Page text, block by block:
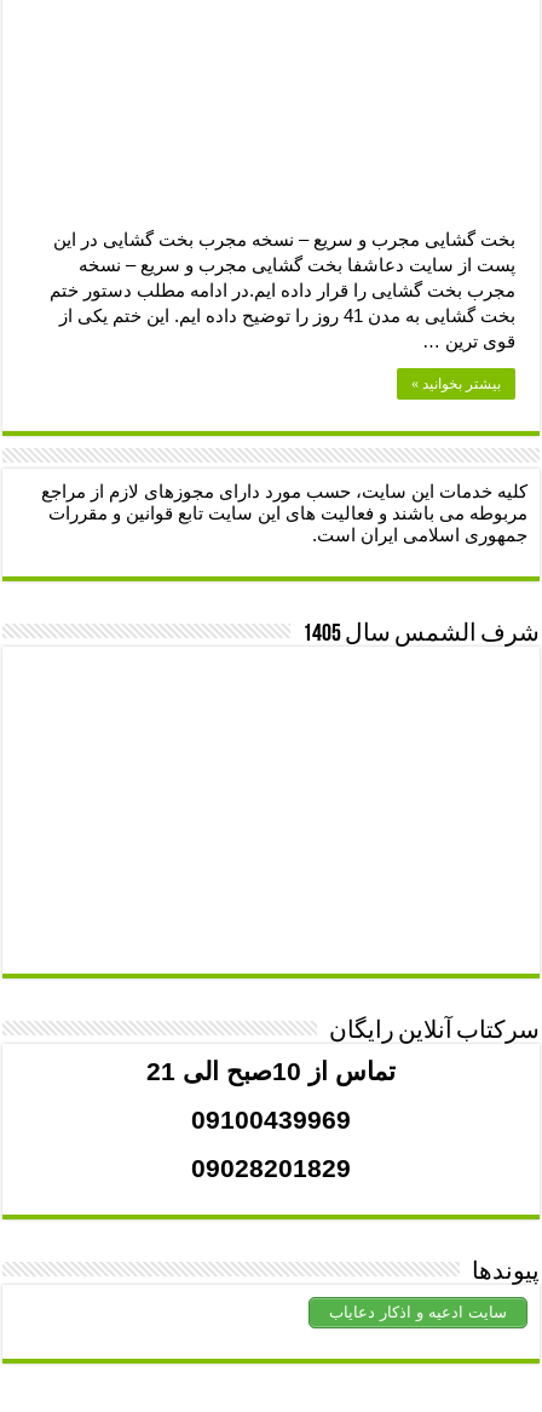
بخت گشایی مجرب و سریع – نسخه مجرب بخت گشایی در این
پست از سایت دعاشفا بخت گشایی مجرب و سریع – نسخه
مجرب بخت گشایی را قرار داده ایم.در ادامه مطلب دستور ختم
بخت گشایی به مدن 41 روز را توضیح داده ایم. این ختم یکی از
قوی ترین …
بیشتر بخوانید »
کلیه خدمات این سایت، حسب مورد دارای مجوزهای لازم از مراجع
مربوطه می باشند و فعالیت های این سایت تابع قوانین و مقررات
جمهوری اسلامی ایران است.
شرف الشمس سال 1405
سرکتاب آنلاین رایگان
تماس از 10صبح الی 21
09100439969
09028201829
پیوندها
سایت ادعیه و اذکار دعایاب